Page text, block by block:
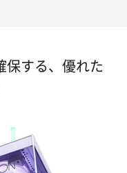
保する、優れた